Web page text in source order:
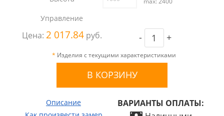
Управление
Цена: 2 017.84руб. - +
* Изделия с текущими характеристиками
Описание
ВАРИАНТЫ ОПЛАТЫ: